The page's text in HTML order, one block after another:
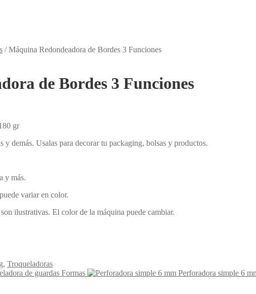
/Máquina Redondeadora de Bordes 3 Funciones
de Bordes 3 Funciones
gr
y demás. Usalas para decorar tu packaging, bolsas y productos.
y más.
variar en color.
ilustrativas. El color de la máquina puede cambiar.
, Troqueladoras
de guardas Formas
Perforadora simple 6